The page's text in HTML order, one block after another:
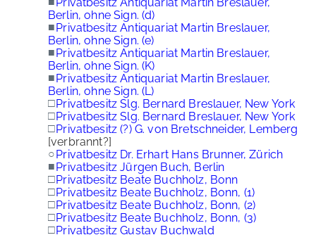
Berlin, ohne Sign. (d)
■Privatbesitz Antiquariat Martin Breslauer,
Berlin, ohne Sign. (e)
■Privatbesitz Antiquariat Martin Breslauer,
Berlin, ohne Sign. (K)
■Privatbesitz Antiquariat Martin Breslauer,
Berlin, ohne Sign. (L)
□Privatbesitz Slg. Bernard Breslauer, New York
□Privatbesitz Slg. Bernard Breslauer, New York
□Privatbesitz (?) G. von Bretschneider, Lemberg
[verbrannt?]
○Privatbesitz Dr. Erhart Hans Brunner, Zürich
■Privatbesitz Jürgen Buch, Berlin
□Privatbesitz Beate Buchholz, Bonn
□Privatbesitz Beate Buchholz, Bonn, (1)
□Privatbesitz Beate Buchholz, Bonn, (2)
□Privatbesitz Beate Buchholz, Bonn, (3)
□Privatbesitz Gustav Buchwald